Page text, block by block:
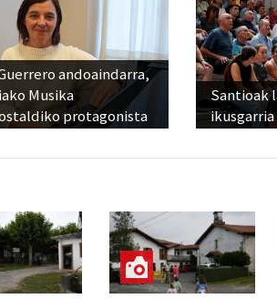
andoaindarra,
Musika
protagonista
Santioak
ikusgarria